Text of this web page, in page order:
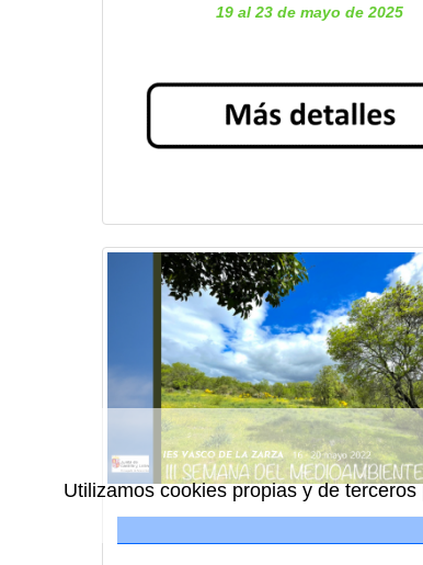
19 al 23 de mayo de 2025
Utilizamos cookies propias y de